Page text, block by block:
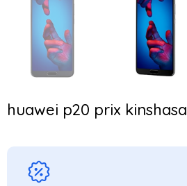
huawei p20 prix kinshasa